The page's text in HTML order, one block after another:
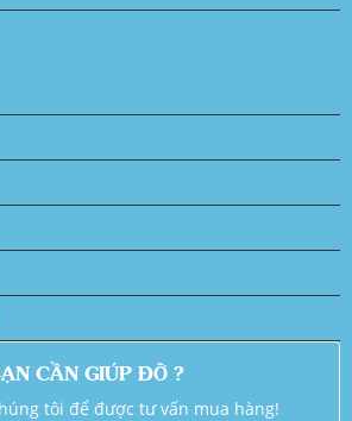
CẦN GIÚP ĐỠ ?
tôi để được tư vấn mua hàng!